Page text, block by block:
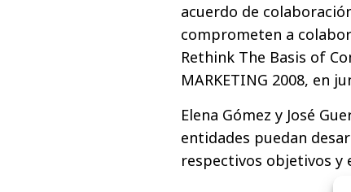
acuerdo de
comprometen a
Rethink The Basis of
MARKETING 2008, en
Elena Gómez y José
entidades puedan
respectivos objetivos y